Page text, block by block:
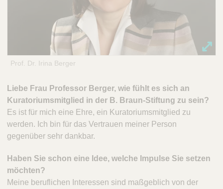
Prof. Dr. Irina Berger
Liebe Frau Professor Berger, wie fühlt es sich an
Kuratoriumsmitglied in der B. Braun-Stiftung zu sein?
Es ist für mich eine Ehre, ein Kuratoriumsmitglied zu
werden. Ich bin für das Vertrauen meiner Person
gegenüber sehr dankbar.
Haben Sie schon eine Idee, welche Impulse Sie setzen
möchten?
Meine beruflichen Interessen sind maßgeblich von der